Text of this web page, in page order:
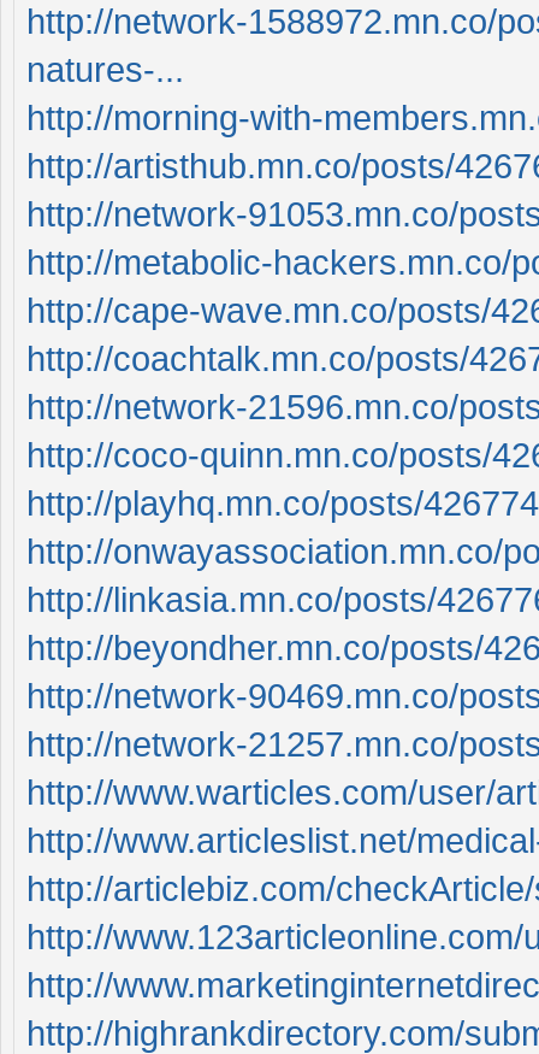
http://network-1588972.mn.co/
natures-...
http://morning-with-
http://artisthub.mn.co/posts/
http://network-91053.mn.co/
http://metabolic-hackers.mn.co/
http://cape-wave.mn.co/posts/
http://coachtalk.mn.co/posts/
http://network-21596.mn.co/
http://coco-quinn.mn.co/posts/
http://playhq.mn.co/posts/
http://onwayassociation.mn.co/
http://linkasia.mn.co/posts/
http://beyondher.mn.co/posts/
http://network-90469.mn.co/
http://network-21257.mn.co/
http://www.warticles.com/user/
http://www.articleslist.net/
http://articlebiz.com/
http://www.123articleonline.com/
http://
http://highrankdirectory.com/